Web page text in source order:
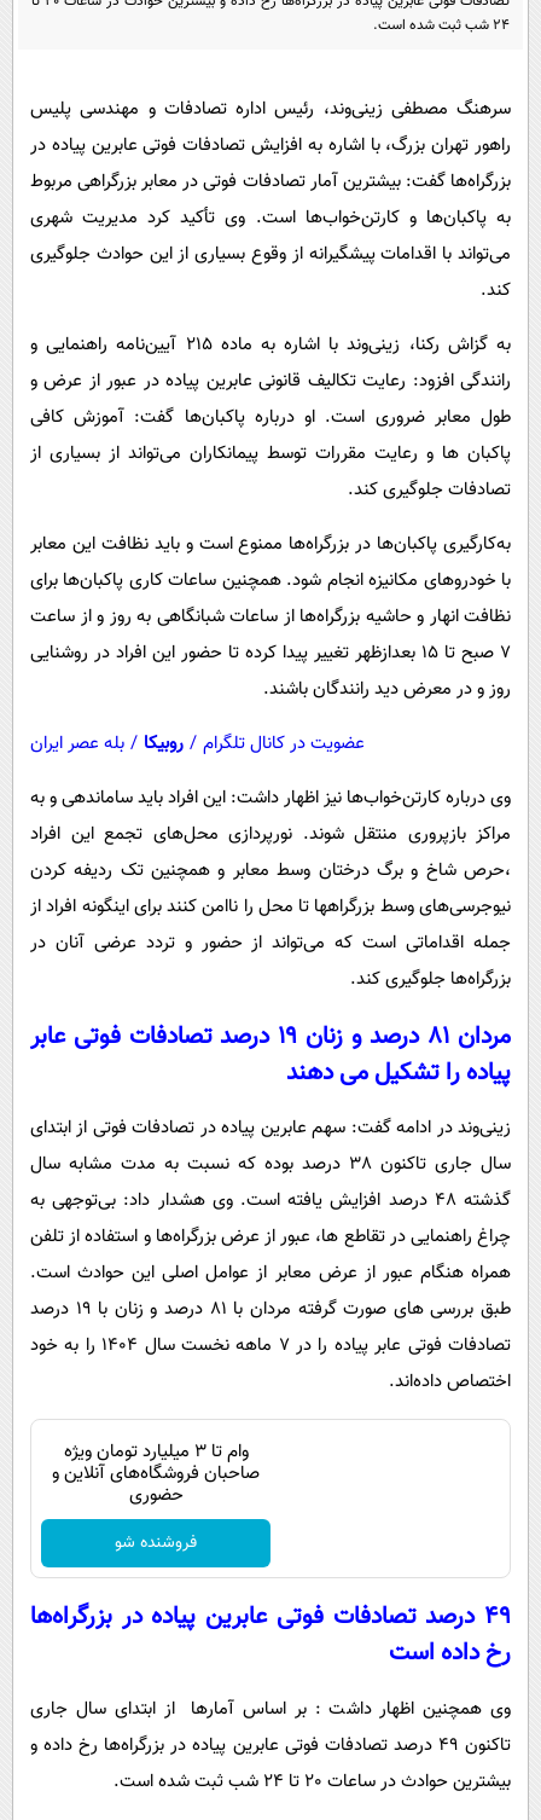
سرگرمی
گوناگون
حوادث
محیط زیست
اجتماعی
حیات وحش
سیاست خارجی
پیامک
آشپزی
دانلود
24 شب ثبت شده است.
سرهنگ مصطفی زینی‌وند، رئیس اداره تصادفات و مهندسی پلیس
راهور تهران بزرگ، با اشاره به افزایش تصادفات فوتی عابرین پیاده در
بزرگراه‌ها گفت: بیشترین آمار تصادفات فوتی در معابر بزرگراهی مربوط
به پاکبان‌ها و کارتن‌خواب‌ها است. وی تأکید کرد مدیریت شهری
می‌تواند با اقدامات پیشگیرانه از وقوع بسیاری از این حوادث جلوگیری
کند.
به گزاش رکنا، زینی‌وند با اشاره به ماده 215 آیین‌نامه راهنمایی و
رانندگی افزود: رعایت تکالیف قانونی عابرین پیاده در عبور از عرض و
طول معابر ضروری است. او درباره پاکبان‌ها گفت: آموزش کافی
پاکبان ها و رعایت مقررات توسط پیمانکاران می‌تواند از بسیاری از
تصادفات جلوگیری کند.
به‌کارگیری پاکبان‌ها در بزرگراه‌ها ممنوع است و باید نظافت این معابر
با خودروهای مکانیزه انجام شود. همچنین ساعات کاری پاکبان‌ها برای
نظافت انهار و حاشیه بزرگراه‌ها از ساعات شبانگاهی به روز و از ساعت
7 صبح تا 15 بعدازظهر تغییر پیدا کرده تا حضور این افراد در روشنایی
روز و در معرض دید رانندگان باشند.
عضویت در کانال تلگرام / روبیکا / بله عصر ایران
وی درباره کارتن‌خواب‌ها نیز اظهار داشت: این افراد باید ساماندهی و به
مراکز بازپروری منتقل شوند. نورپردازی محل‌های تجمع این افراد
،حرص شاخ و‌ برگ درختان وسط معابر و همچنین تک ردیفه کردن
نیوجرسی‌های وسط بزرگراهها تا محل را ناامن کنند برای اینگونه افراد از
جمله اقداماتی است که می‌تواند از حضور و تردد عرضی آنان در
بزرگراه‌ها جلوگیری کند.
مردان 81 درصد و زنان 19 درصد تصادفات فوتی عابر
پیاده را تشکیل می دهند
زینی‌وند در ادامه گفت: سهم عابرین پیاده در تصادفات فوتی از ابتدای
سال جاری تاکنون 38 درصد بوده که نسبت به مدت مشابه سال
گذشته 48 درصد افزایش یافته است. وی هشدار داد: بی‌توجهی به
چراغ راهنمایی در تقاطع ها، عبور از عرض بزرگراه‌ها و استفاده از تلفن
همراه هنگام عبور از عرض معابر از عوامل اصلی این حوادث است.
طبق بررسی های صورت گرفته مردان با 81 درصد و زنان با 19 درصد
تصادفات فوتی عابر پیاده را در 7 ماهه نخست سال 1404 را به خود
اختصاص داده‌اند.
وام تا ۳ میلیارد تومان ویژه
صاحبان فروشگاه‌های آنلاین و
حضوری
فروشنده شو
49 درصد تصادفات فوتی عابرین پیاده در بزرگراه‌ها
رخ داده است
وی همچنین اظهار داشت : بر اساس آمارها از ابتدای سال جاری
تاکنون 49 درصد تصادفات فوتی عابرین پیاده در بزرگراه‌ها رخ داده و
بیشترین حوادث در ساعات 20 تا 24 شب ثبت شده است.